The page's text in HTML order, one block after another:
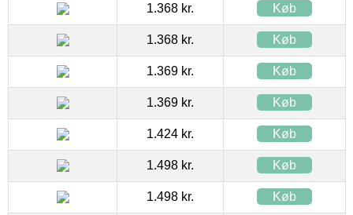
1.368 kr. Køb
1.368 kr. Køb
1.369 kr. Køb
1.369 kr. Køb
1.424 kr. Køb
1.498 kr. Køb
1.498 kr. Køb